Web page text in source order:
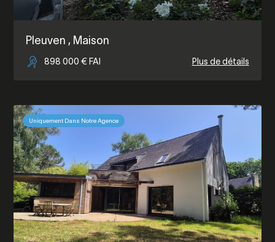
Pleuven , Maison
898 000 € FAI Plus de détails
Uniquement Dans Notre Agence